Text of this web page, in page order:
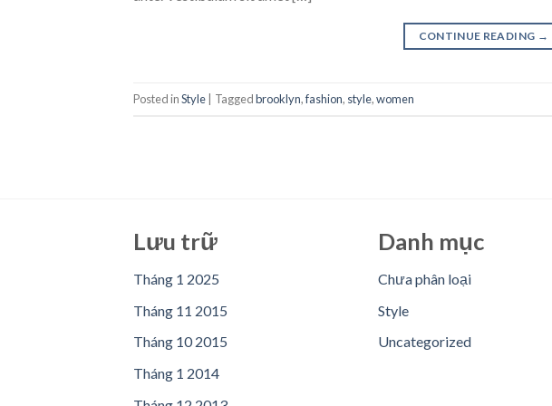
CONTINUE READING →
Posted inStyle Taggedbrooklyn,fashion, style,women
Lưu trữ
Tháng 1 2025
Tháng 11 2015
Tháng 10 2015
Tháng 1 2014
Danh mục
Chưa phân loại
Style
Uncategorized